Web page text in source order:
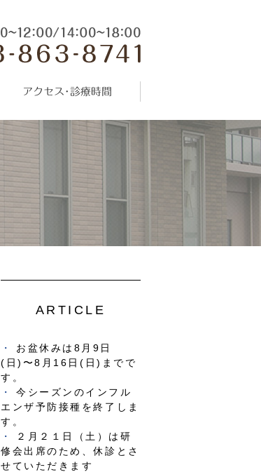
アクセス･診療時間
ARTICLE
お盆休みは8月9日
(日)〜8月16日(日)までで
す。
今シーズンのインフル
エンザ予防接種を終了しま
す。
２月２１日（土）は研
修会出席のため、休診とさ
せていただきます